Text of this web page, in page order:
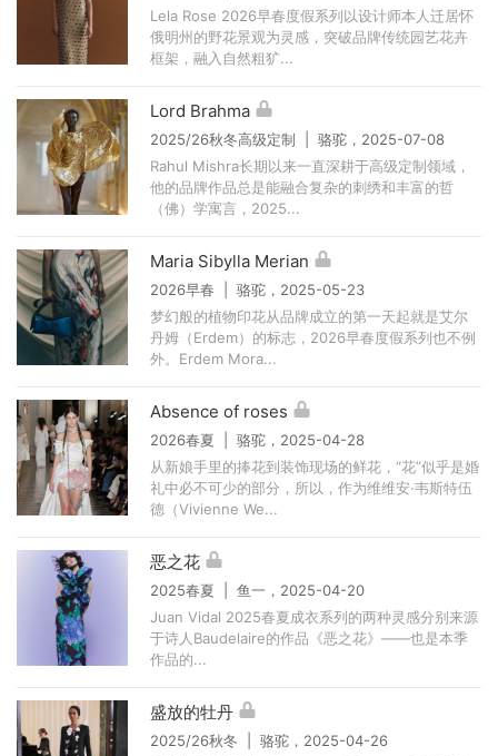
Lela Rose 2026早春度假系列以设计师本人迁居怀
俄明州的野花景观为灵感，突破品牌传统园艺花卉
框架，融入自然粗犷...
Lord Brahma
2025/26秋冬高级定制 | 骆驼，2025-07-08
Rahul Mishra长期以来一直深耕于高级定制领域，
他的品牌作品总是能融合复杂的刺绣和丰富的哲
（佛）学寓言，2025...
Maria Sibylla Merian
2026早春 | 骆驼，2025-05-23
梦幻般的植物印花从品牌成立的第一天起就是艾尔
丹姆（Erdem）的标志，2026早春度假系列也不例
外。Erdem Mora...
Absence of roses
2026春夏 | 骆驼，2025-04-28
从新娘手里的捧花到装饰现场的鲜花，“花”似乎是婚
礼中必不可少的部分，所以，作为维维安·韦斯特伍
德（Vivienne We...
恶之花
2025春夏 | 鱼一，2025-04-20
Juan Vidal 2025春夏成衣系列的两种灵感分别来源
于诗人Baudelaire的作品《恶之花》——也是本季
作品的...
盛放的牡丹
2025/26秋冬 | 骆驼，2025-04-26